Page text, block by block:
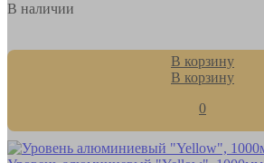
В наличии
В корзину
В корзину
0